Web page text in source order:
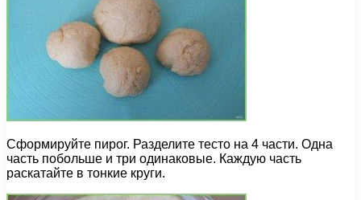
Сформируйте пирог. Разделите тесто на 4 части. Одна
часть побольше и три одинаковые. Каждую часть
раскатайте в тонкие круги.